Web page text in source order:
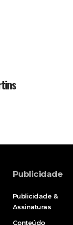
Publicidade
Publicidade &
Assinaturas
Conteúdo